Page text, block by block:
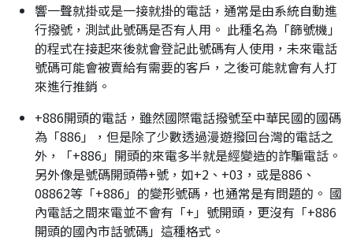
響一聲就掛或是一接就掛的電話，通常是由系統自動進
行撥號，測試此號碼是否有人用。 此種名為「篩號機」
的程式在接起來後就會登記此號碼有人使用，未來電話
號碼可能會被賣給有需要的客戶，之後可能就會有人打
來進行推銷。
+886開頭的電話，雖然國際電話撥號至中華民國的國碼
為「886」，但是除了少數透過漫遊撥回台灣的電話之
外，「+886」開頭的來電多半就是經變造的詐騙電話。
另外像是號碼開頭帶+號，如+2、+03，或是886、
08862等「+886」的變形號碼，也通常是有問題的。 國
內電話之間來電並不會有「+」號開頭，更沒有「+886
開頭的國內市話號碼」這種格式。